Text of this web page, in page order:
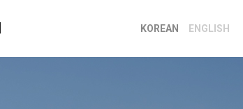
KOREAN ENGLISH